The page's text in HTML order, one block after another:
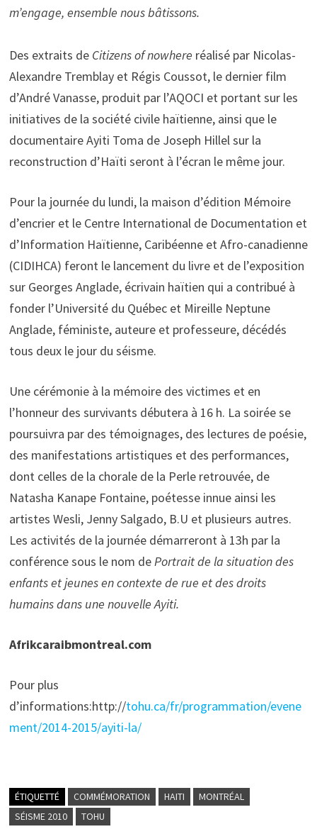
m’engage, ensemble nous bâtissons.
Des extraits de Citizens of nowhere réalisé par Nicolas-
Alexandre Tremblay et Régis Coussot, le dernier film
d’André Vanasse, produit par l’AQOCI et portant sur les
initiatives de la société civile haïtienne, ainsi que le
documentaire Ayiti Toma de Joseph Hillel sur la
reconstruction d’Haïti seront à l’écran le même jour.
Pour la journée du lundi, la maison d’édition Mémoire
d’encrier et le Centre International de Documentation et
d’Information Haïtienne, Caribéenne et Afro-canadienne
(CIDIHCA) feront le lancement du livre et de l’exposition
sur Georges Anglade, écrivain haïtien qui a contribué à
fonder l’Université du Québec et Mireille Neptune
Anglade, féministe, auteure et professeure, décédés
tous deux le jour du séisme.
Une cérémonie à la mémoire des victimes et en
l’honneur des survivants débutera à 16 h. La soirée se
poursuivra par des témoignages, des lectures de poésie,
des manifestations artistiques et des performances,
dont celles de la chorale de la Perle retrouvée, de
Natasha Kanape Fontaine, poétesse innue ainsi les
artistes Wesli, Jenny Salgado, B.U et plusieurs autres.
Les activités de la journée démarreront à 13h par la
conférence sous le nom dePortrait de la situation des
enfants et jeunes en contexte de rue et des droits
humains dans une nouvelle Ayiti.
Afrikcaraibmontreal.com
Pour plus
d’informations:http://tohu.ca/fr/programmation/evene
ment/2014-2015/ayiti-la/
ÉTIQUETTÉ COMMÉMORATION HAITI
MONTRÉAL
SÉISME 2010
TOHU